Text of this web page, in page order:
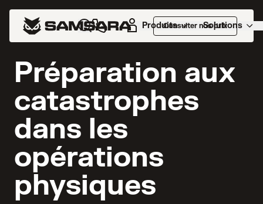
Produits Solutions
Consulter nos prix
NOUVEAU RAPPORT
Préparation aux
catastrophes
dans les
opérations
physiques